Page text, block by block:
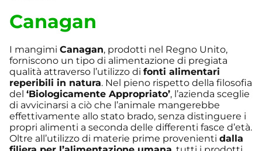
Canagan
I mangimi Canagan, prodotti nel Regno Unito,
forniscono un tipo di alimentazione di pregiata
qualità attraverso l’utilizzo di fonti alimentari
reperibili in natura. Nel pieno rispetto della filosofia
del ‘Biologicamente Appropriato’, l’azienda sceglie
di avvicinarsi a ciò che l’animale mangerebbe
effettivamente allo stato brado, senza distinguere i
propri alimenti a seconda delle differenti fasce d’età.
Oltre all’utilizzo di materie prime provenienti dalla